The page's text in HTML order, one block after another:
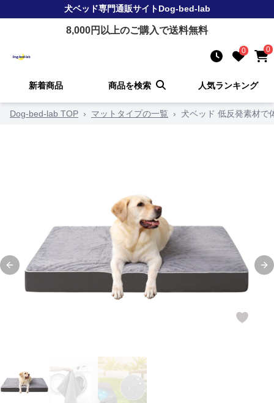
犬ベッド専門通販サイトDog-bed-lab
8,000円以上のご購入で送料無料
0 0
新着商品 商品を検索 人気ランキング
Dog-bed-lab TOP › マットタイプの一覧 › 犬ベッド 低反発素材で
Previous slide